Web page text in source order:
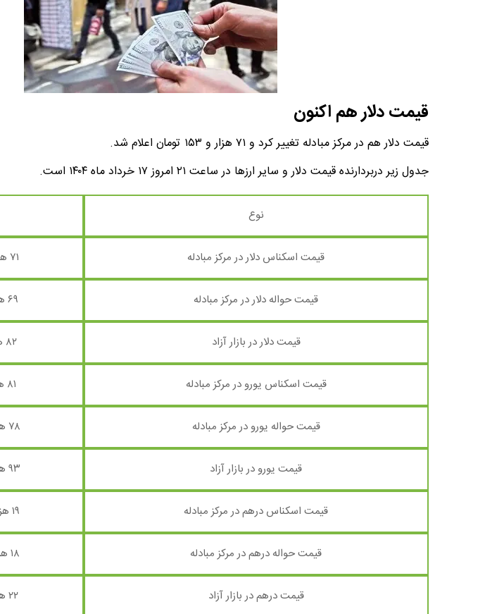
قیمت دلار هم اکنون
قیمت دلار هم در مرکز مبادله تغییر کرد و ۷۱ هزار و ۱۵۳ تومان اعلام شد.
جدول زیر دربردارنده قیمت دلار و سایر ارزها در ساعت ۲۱ امروز ۱۷ خرداد ماه ۱۴۰۴ است.
نوع
قیمت اسکناس دلار در مرکز مبادله ۷۱ هزار و ۱۵۳ تومان
قیمت حواله دلار در مرکز مبادله ۶۹ هزار و ۲۱۵ تومان
قیمت دلار در بازار آزاد ۸۲ هزار و ۷۰ تومان
قیمت اسکناس یورو در مرکز مبادله ۸۱ هزار و ۹۸ تومان
قیمت حواله یورو در مرکز مبادله ۷۸ هزار و ۸۸۹ تومان
قیمت یورو در بازار آزاد ۹۳ هزار و ۳۷۰ تومان
قیمت اسکناس درهم در مرکز مبادله ۱۹ هزار و ۳۷۴ تومان
قیمت حواله درهم در مرکز مبادله ۱۸ هزار و ۸۴۶ تومان
قیمت درهم در بازار آزاد ۲۲ هزار و ۴۰۷ تومان